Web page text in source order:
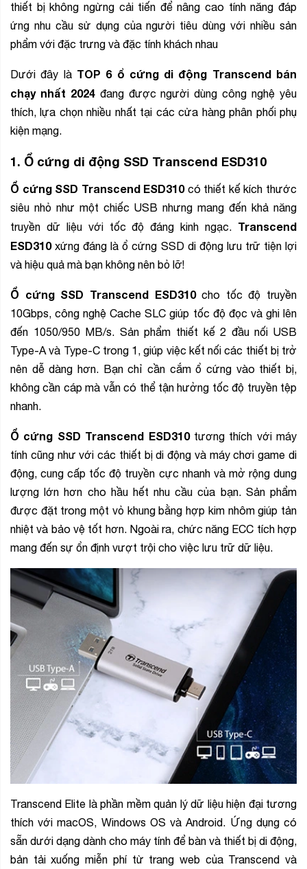
thiết bị không ngừng cải tiến để nâng cao tính năng đáp
ứng nhu cầu sử dụng của người tiêu dùng với nhiều sản
phẩm với đặc trưng và đặc tính khách nhau
Dưới đây là TOP 6 ổ cứng di động Transcend bán
chạy nhất 2024đang được người dùng công nghệ yêu
thích, lựa chọn nhiều nhất tại các cửa hàng phân phối phụ
kiện mạng.
1. Ổ cứng di động SSD Transcend ESD310
Ổ cứng SSD Transcend ESD310có thiết kế kích thước
siêu nhỏ như một chiếc USB nhưng mang đến khả năng
truyền dữ liệu với tốc độ đáng kinh ngạc. Transcend
ESD310xứng đáng là ổ cứng SSD di động lưu trữ tiện lợi
và hiệu quả mà bạn không nên bỏ lỡ!
Ổ cứng SSD Transcend ESD310cho tốc độ truyền
10Gbps, công nghệ Cache SLC giúp tốc độ đọc và ghi lên
đến 1050/950 MB/s. Sản phẩm thiết kế 2 đầu nối USB
Type-A và Type-C trong 1, giúp việc kết nối các thiết bị trở
nên dễ dàng hơn. Bạn chỉ cần cắm ổ cứng vào thiết bị,
không cần cáp mà vẫn có thể tận hưởng tốc độ truyền tệp
nhanh.
Ổ cứng SSD Transcend ESD310tương thích với máy
tính cũng như với các thiết bị di động và máy chơi game di
động, cung cấp tốc độ truyền cực nhanh và mở rộng dung
lượng lớn hơn cho hầu hết nhu cầu của bạn. Sản phẩm
được đặt trong một vỏ khung bằng hợp kim nhôm giúp tản
nhiệt và bảo vệ tốt hơn. Ngoài ra, chức năng ECC tích hợp
mang đến sự ổn định vượt trội cho việc lưu trữ dữ liệu.
Transcend Elite là phần mềm quản lý dữ liệu hiện đại tương
thích với macOS, Windows OS và Android. Ứng dụng có
sẵn dưới dạng dành cho máy tính để bàn và thiết bị di động,
bản tải xuống miễn phí từ trang web của Transcend và